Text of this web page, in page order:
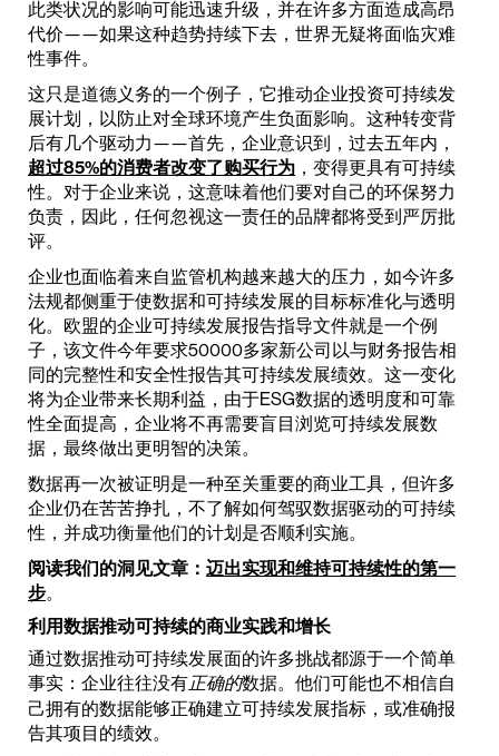
此类状况的影响可能迅速升级，并在许多方面造成高昂
代价——如果这种趋势持续下去，世界无疑将面临灾难
性事件。
这只是道德义务的一个例子，它推动企业投资可持续发
展计划，以防止对全球环境产生负面影响。这种转变背
后有几个驱动力——首先，企业意识到，过去五年内，
超过85%的消费者改变了购买行为 ，变得更具有可持续
性。对于企业来说，这意味着他们要对自己的环保努力
负责，因此，任何忽视这一责任的品牌都将受到严厉批
评。
企业也面临着来自监管机构越来越大的压力，如今许多
法规都侧重于使数据和可持续发展的目标标准化与透明
化。欧盟的企业可持续发展报告指导文件就是一个例
子，该文件今年要求50000多家新公司以与财务报告相
同的完整性和安全性报告其可持续发展绩效。这一变化
将为企业带来长期利益，由于ESG数据的透明度和可靠
性全面提高，企业将不再需要盲目浏览可持续发展数
据，最终做出更明智的决策。
数据再一次被证明是一种至关重要的商业工具，但许多
企业仍在苦苦挣扎，不了解如何驾驭数据驱动的可持续
性，并成功衡量他们的计划是否顺利实施。
阅读我们的洞见文章： 迈出实现和维持可持续性的第一
步。
利用数据推动可持续的商业实践和增长
通过数据推动可持续发展面的许多挑战都源于一个简单
事实：企业往往没有正确的数据。他们可能也不相信自
己拥有的数据能够正确建立可持续发展指标，或准确报
告其项目的绩效。